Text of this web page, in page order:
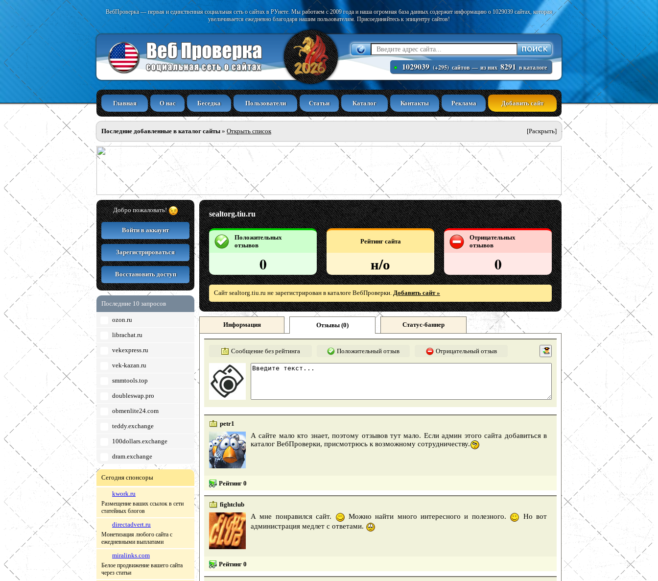
ВебПроверка — первая и единственная социальная сеть о сайтах в РУнете. Мы работаем с 2009 года и наша огромная база данных содержит информацию о 1029039 сайтах, которая
увеличивается ежедневно благодаря нашим пользователям. Присоединяйтесь к эпицентру сайтов!
1029039 (+295) сайтов — из них 8291 в каталоге
Главная О нас Беседка Пользователи Статьи Каталог Контакты Реклама Добавить сайт
Последние добавленные в каталог сайты » Открыть список [Раскрыть]
Добро пожаловать!
Войти в аккаунт
Зарегистрироваться
Восстановить доступ
Последние 10 запросов
ozon.ru
librachat.ru
vekexpress.ru
vek-kazan.ru
smmtools.top
doubleswap.pro
obmenlite24.com
teddy.exchange
100dollars.exchange
dram.exchange
Сегодня спонсоры
kwork.ru
Размещение ваших ссылок в сети
статейных блогов
directadvert.ru
Монетизация любого сайта с
ежедневными выплатами
miralinks.com
Белое продвижение вашего сайта
через статьи
sealtorg.tiu.ru
Положительных
отзывов
0
Рейтинг сайта
н/о
Отрицательных
отзывов
0
Сайт sealtorg.tiu.ru не зарегистрирован в каталоге ВебПроверки. Добавить сайт »
Информация Отзывы (0) Статус-баннер
Сообщение без рейтинга Положительный отзыв Отрицательный отзыв
petr1
А сайте мало кто знает, поэтому отзывов тут мало. Если админ этого сайта добавиться в
каталог ВебПроверки, присмотрюсь к возможному сотрудничеству.
Рейтинг 0
fightclub
А мне понравился сайт. Можно найти много интересного и полезного.
Но вот
администрация медлет с ответами.
Рейтинг 0